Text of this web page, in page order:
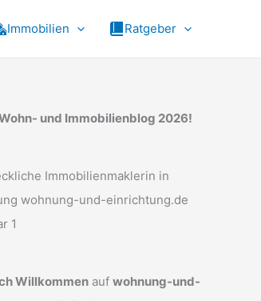
Immobilien Ratgeber
und Immobilienblog 2026!
Willkommen auf wohnung-und-